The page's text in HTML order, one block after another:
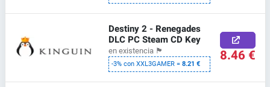
Destiny 2 - Renegades
DLC PC Steam CD Key
en existencia 🏴
-3% con XXL3GAMER =8.21 € 8.46 €